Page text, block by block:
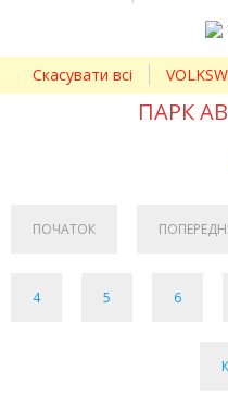
Скасувати всі
ПАРК
ПОЧАТОК
4 5 6